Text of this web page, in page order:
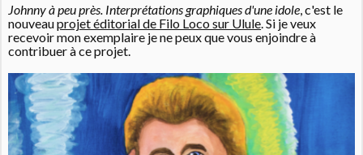
Johnny à peu près. Interprétations graphiques d'une idole, c'est le
nouveauprojet éditorial de Filo Loco sur Ulule. Si je veux
recevoir mon exemplaire je ne peux que vous enjoindre à
contribuer à ce projet.